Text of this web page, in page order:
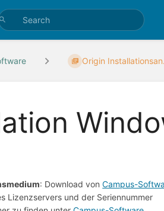
Origin
: Download vonCampus-
Lizenzservers und der Seriennummer